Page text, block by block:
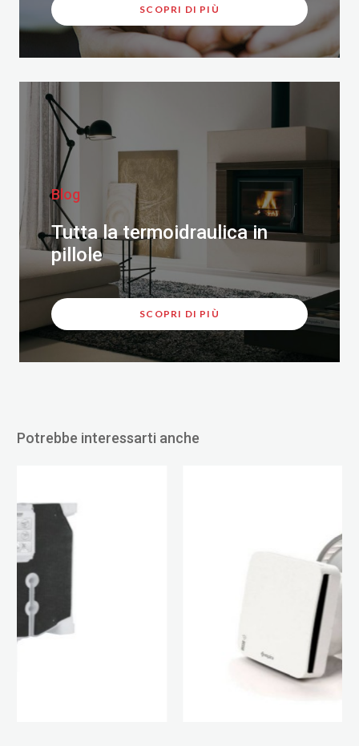
SCOPRI DI PIÙ
Blog
Tutta la termoidraulica in
pillole
SCOPRI DI PIÙ
Potrebbe interessarti anche